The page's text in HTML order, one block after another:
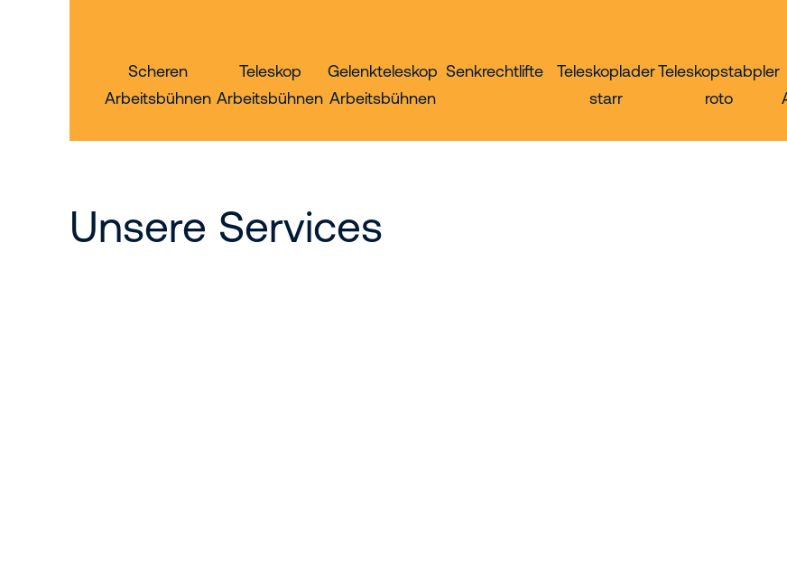
Scheren
Arbeitsbühnen
Teleskop
Arbeitsbühnen
Gelenkteleskop
Arbeitsbühnen
Senkrechtlifte
Teleskoplader
starr
Teleskopstabpler
roto
Unsere Services